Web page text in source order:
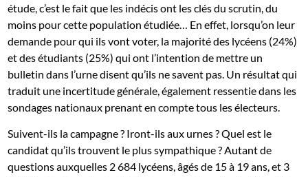
étude, c’est le fait que les indécis ont les clés du scrutin, du
moins pour cette population étudiée… En effet, lorsqu’on leur
demande pour qui ils vont voter, la majorité des lycéens (24%)
et des étudiants (25%) qui ont l’intention de mettre un
bulletin dans l’urne disent qu’ils ne savent pas. Un résultat qui
traduit une incertitude générale, également ressentie dans les
sondages nationaux prenant en compte tous les électeurs.
Suivent-ils la campagne ? Iront-ils aux urnes ? Quel est le
candidat qu’ils trouvent le plus sympathique ? Autant de
questions auxquelles 2 684 lycéens, âgés de 15 à 19 ans, et 3